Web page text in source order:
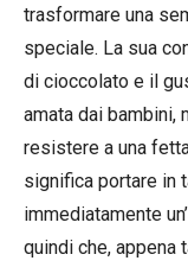
trasformare una
speciale. La sua
di cioccolato e il
amata dai bambini,
resistere a una
significa portare in
immediatamente
quindi che, appena